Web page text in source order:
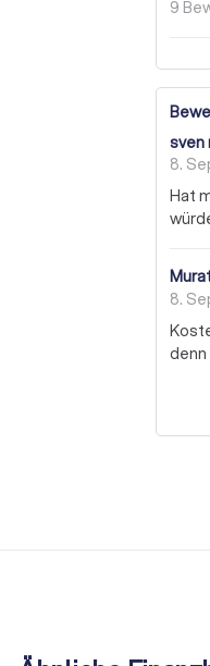
9
sven
8.
Hat
8.
denn